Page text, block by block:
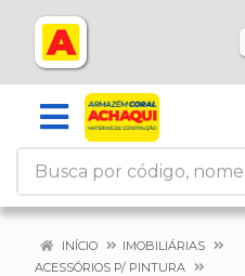
INÍCIO
IMOBILIÁRIAS
ACESSÓRIOS P/ PINTURA